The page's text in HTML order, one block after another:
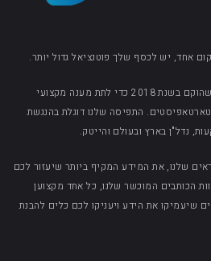
אחד, יש לכסף שלך פוטנציאל גדול יותר.
זו מהות אתר התוכן MoneyWise, שהוקם בשנת 2018 כדי לתת מענה מקצועי
התפיסה שלנו דוגלת בהנגשת
נדל"ן בארץ ובעולם והייטק.
שלנו, את המידע המקיף ביותר שיעזור לכם
הכותבים המוכשר שלנו, כל אחד מקצוען
שיעמיקו את הידע ויעניקו לכם כלים להבנת